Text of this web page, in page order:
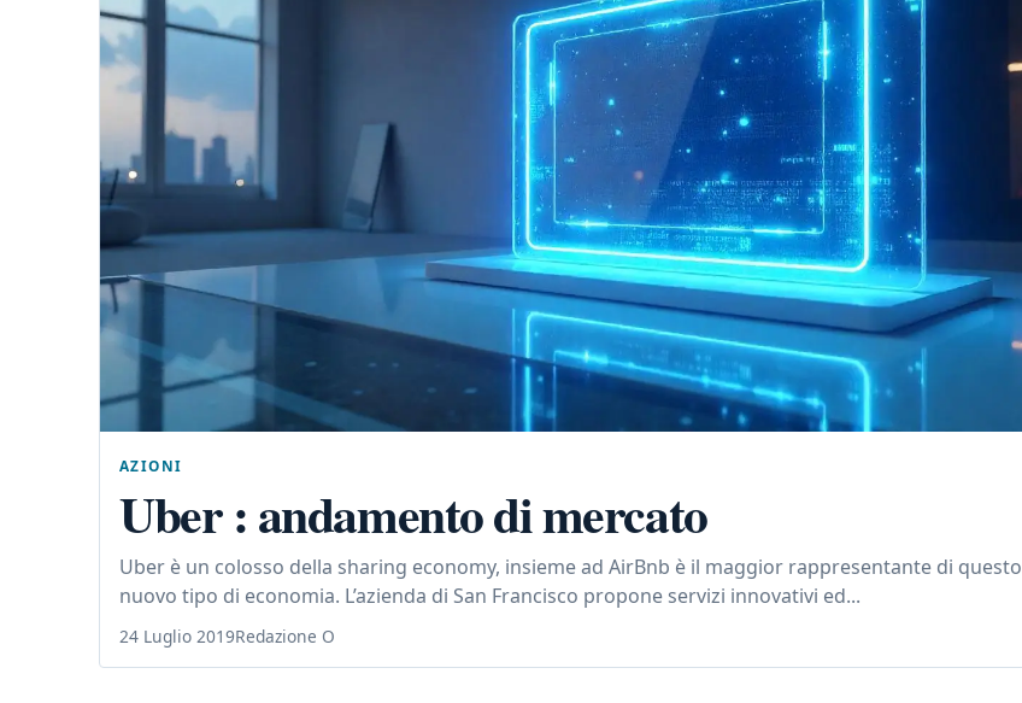
AZIONI
Uber : andamento di mercato
Uber è un colosso della sharing economy, insieme ad AirBnb è il maggior rappresentante di questo
nuovo tipo di economia. L’azienda di San Francisco propone servizi innovativi ed...
24 Luglio 2019Redazione O